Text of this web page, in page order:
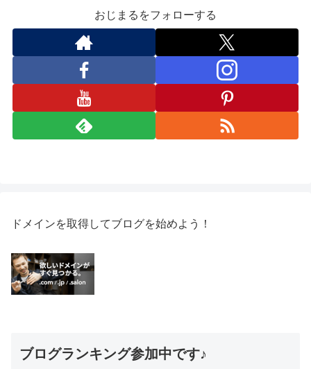
おじまるをフォローする
ドメインを取得してブログを始めよう！
ブログランキング参加中です♪